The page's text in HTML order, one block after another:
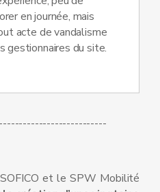
en journée, mais
acte de vandalisme
gestionnaires du site.
et le SPW Mobilité